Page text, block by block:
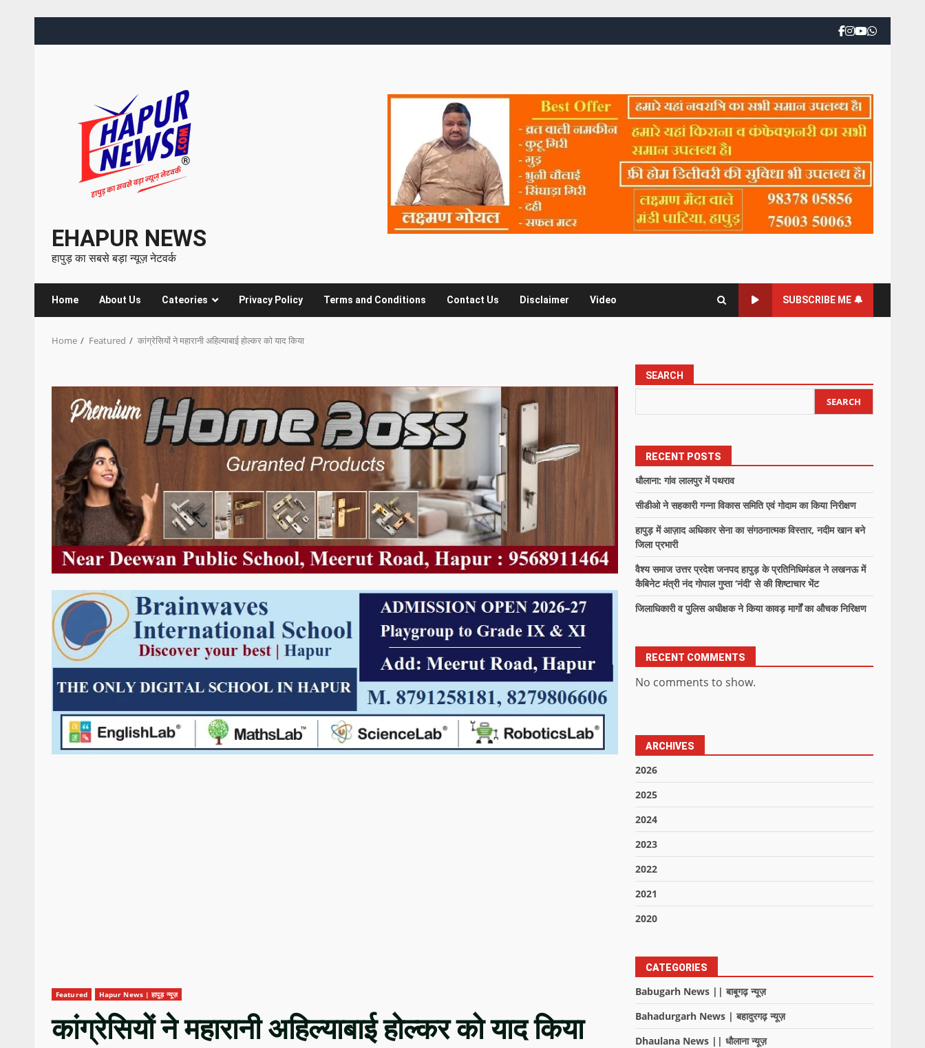
EHAPUR NEWS
हापुड़ का सबसे बड़ा न्यूज़ नेटवर्क
Home About Us Cateories Privacy Policy Terms and Conditions Contact Us Disclaimer Video SUBSCRIBE ME 🔔
Home Featured कांग्रेसियों ने महारानी अहिल्याबाई होल्कर को याद किया
Featured Hapur News | हापुड़ न्यूज़
कांग्रेसियों ने महारानी अहिल्याबाई होल्कर को याद किया
SEARCH
SEARCH
RECENT POSTS
धौलाना: गांव लालपुर में पथराव
सीडीओ ने सहकारी गन्ना विकास समिति एवं गोदाम का किया निरीक्षण
हापुड़ में आज़ाद अधिकार सेना का संगठनात्मक विस्तार, नदीम खान बने
जिला प्रभारी
वैश्य समाज उत्तर प्रदेश जनपद हापुड़ के प्रतिनिधिमंडल ने लखनऊ में
कैबिनेट मंत्री नंद गोपाल गुप्ता ‘नंदी’ से की शिष्टाचार भेंट
जिलाधिकारी व पुलिस अधीक्षक ने किया कावड़ मार्गों का औचक निरिक्षण
RECENT COMMENTS
No comments to show.
ARCHIVES
2026
2025
2024
2023
2022
2021
2020
CATEGORIES
Babugarh News || बाबूगढ़ न्यूज़
Bahadurgarh News | बहादुरगढ़ न्यूज़
Dhaulana News || धौलाना न्यूज़